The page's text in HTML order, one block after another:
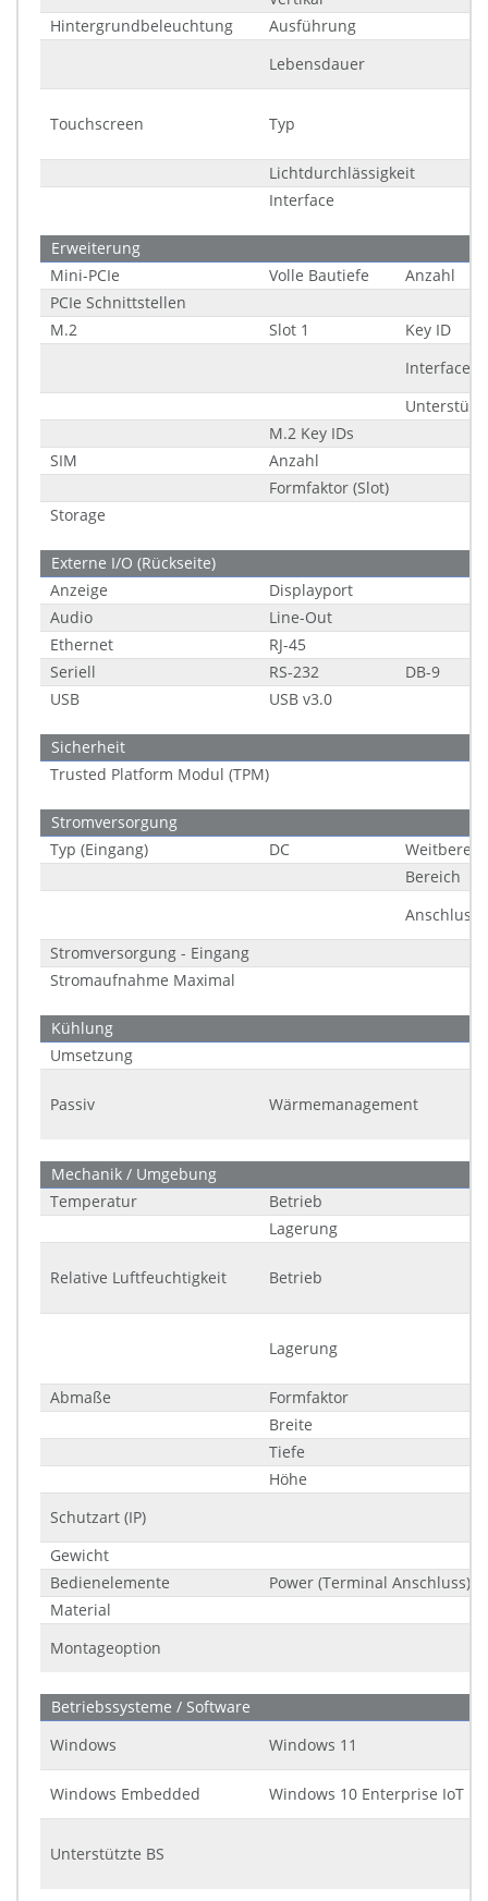
Hintergrundbeleuchtung
Ausführung
Lebensdauer
Touchscreen Typ
Lichtdurchlässigkeit
Interface
Erweiterung
Mini-PCIe
Volle Bautiefe
Anzahl
PCIe Schnittstellen
M.2
Slot 1
Key ID
Interface
M.2 Key IDs
SIM
Anzahl
Formfaktor (Slot)
Storage
Externe I/O (Rückseite)
Anzeige
Displayport
Audio
Line-Out
Ethernet
RJ-45
Seriell
RS-232
DB-9
USB
USB v3.0
Sicherheit
Trusted Platform Modul (TPM)
Stromversorgung
Typ (Eingang)
DC
Bereich
Anschluss
Stromversorgung - Eingang
Stromaufnahme Maximal
Kühlung
Umsetzung
Passiv Wärmemanagement
Mechanik / Umgebung
Temperatur
Betrieb
Lagerung
Relative Luftfeuchtigkeit Betrieb
Lagerung
Abmaße
Formfaktor
Breite
Tiefe
Höhe
Schutzart (IP)
Gewicht
Bedienelemente
Power (Terminal Anschluss)
Material
Montageoption
Betriebssysteme / Software
Windows
Windows 11
Windows Embedded Windows 10 Enterprise IoT
Unterstützte BS